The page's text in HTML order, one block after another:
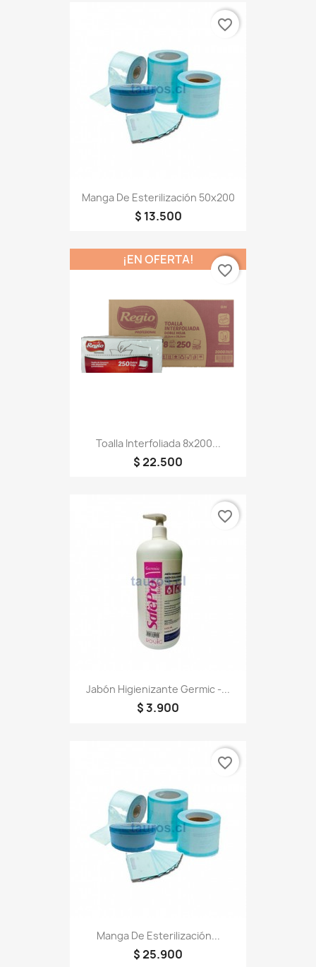
Manga De Esterilización 50x200
$ 13.500
favorite_border
Toalla Interfoliada 8x200...
$ 22.500
¡EN OFERTA!
favorite_border
Jabón Higienizante Germic -...
$ 3.900
favorite_border
Manga De Esterilización...
$ 25.900
favorite_border